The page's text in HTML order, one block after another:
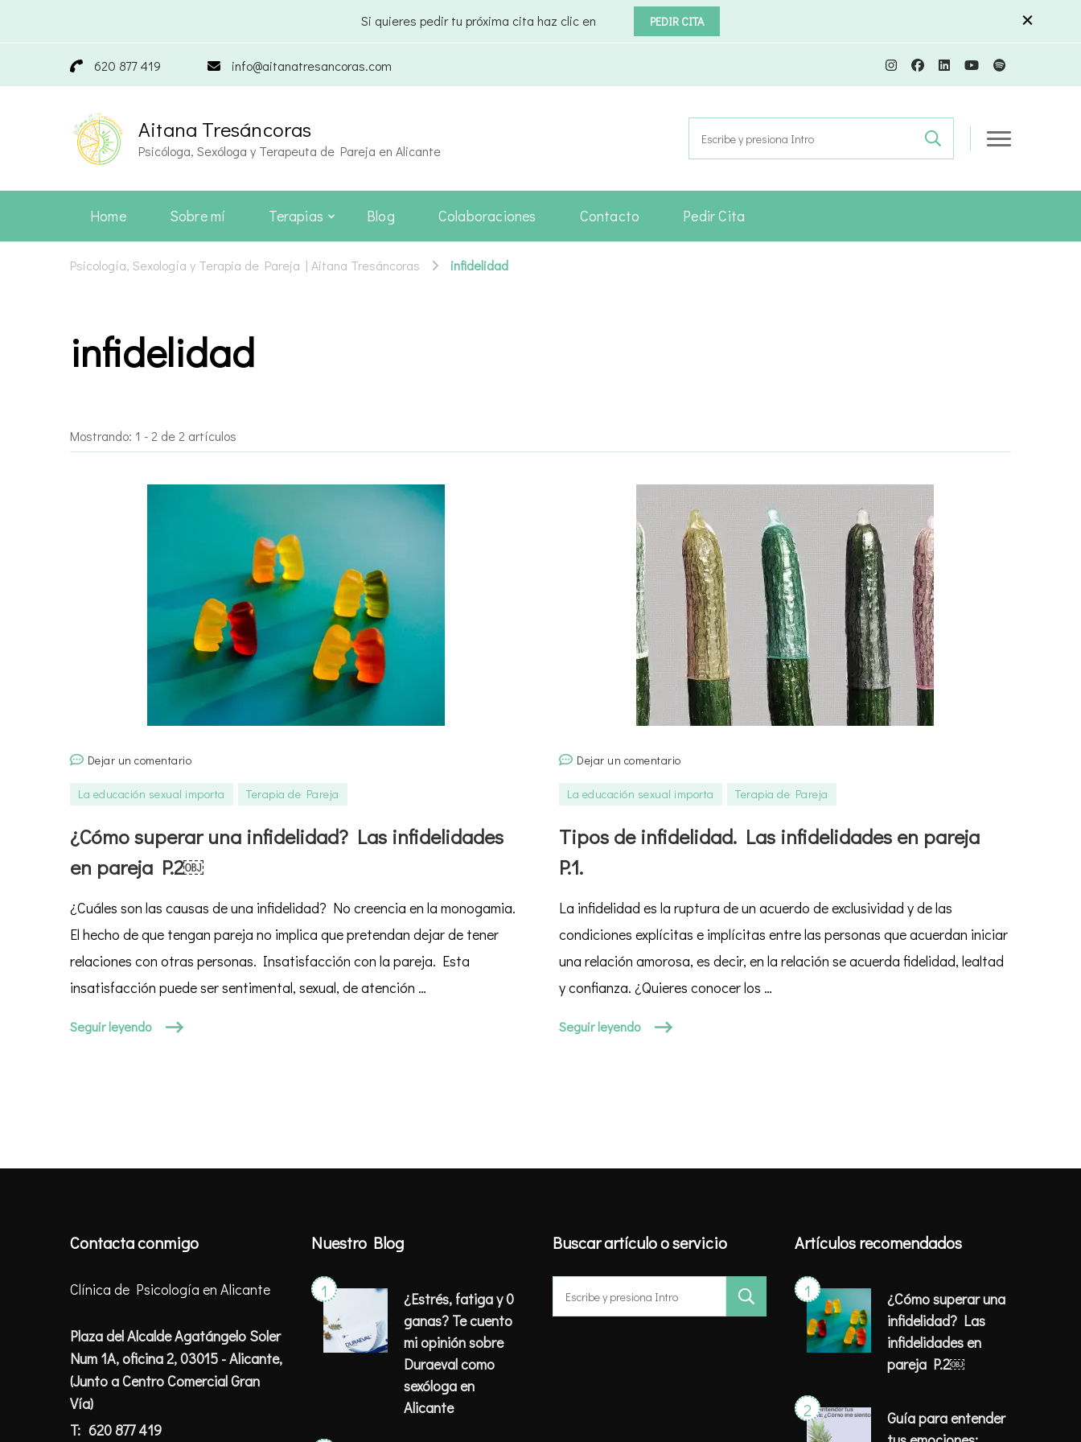
Si quieres pedir tu próxima cita haz clic en PEDIR CITA
620 877 419 info@aitanatresancoras.com
Aitana Tresáncoras
Psicóloga, Sexóloga y Terapeuta de Pareja en Alicante
Buscar:
Home Sobre mí Terapias Blog Colaboraciones Contacto Pedir Cita
Psicología, Sexología y Terapia de Pareja | Aitana Tresáncoras infidelidad
infidelidad
Mostrando: 1 - 2 de 2 artículos
Dejar un comentarioen
superar
infidelidad?
Las
en
P.2
￼
La educación sexual importa Terapia de Pareja
¿Cómo superar una infidelidad? Las infidelidades
en pareja P.2￼
¿Cuáles son las causas de una infidelidad? No creencia en la monogamia.
El hecho de que tengan pareja no implica que pretendan dejar de tener
relaciones con otras personas. Insatisfacción con la pareja. Esta
insatisfacción puede ser sentimental, sexual, de atención …
Seguir leyendo
Dejar un comentarioen
de
Las
pareja
La educación sexual importa Terapia de Pareja
Tipos de infidelidad. Las infidelidades en pareja
P.1.
La infidelidad es la ruptura de un acuerdo de exclusividad y de las
condiciones explícitas e implícitas entre las personas que acuerdan iniciar
una relación amorosa, es decir, en la relación se acuerda fidelidad, lealtad
y confianza. ¿Quieres conocer los …
Seguir leyendo
Contacta conmigo
Clínica de Psicología en Alicante
Plaza del Alcalde Agatángelo Soler
Num 1A, oficina 2, 03015 - Alicante,
(Junto a Centro Comercial Gran
Vía)
T: 620 877 419
Nuestro Blog
¿Estrés, fatiga y 0
ganas? Te cuento
mi opinión sobre
Duraeval como
sexóloga en
Alicante
Buscar artículo o servicio
Buscar:
Artículos recomendados
¿Cómo superar una
infidelidad? Las
infidelidades en
pareja P.2￼
Guía para entender